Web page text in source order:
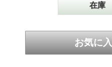
在庫